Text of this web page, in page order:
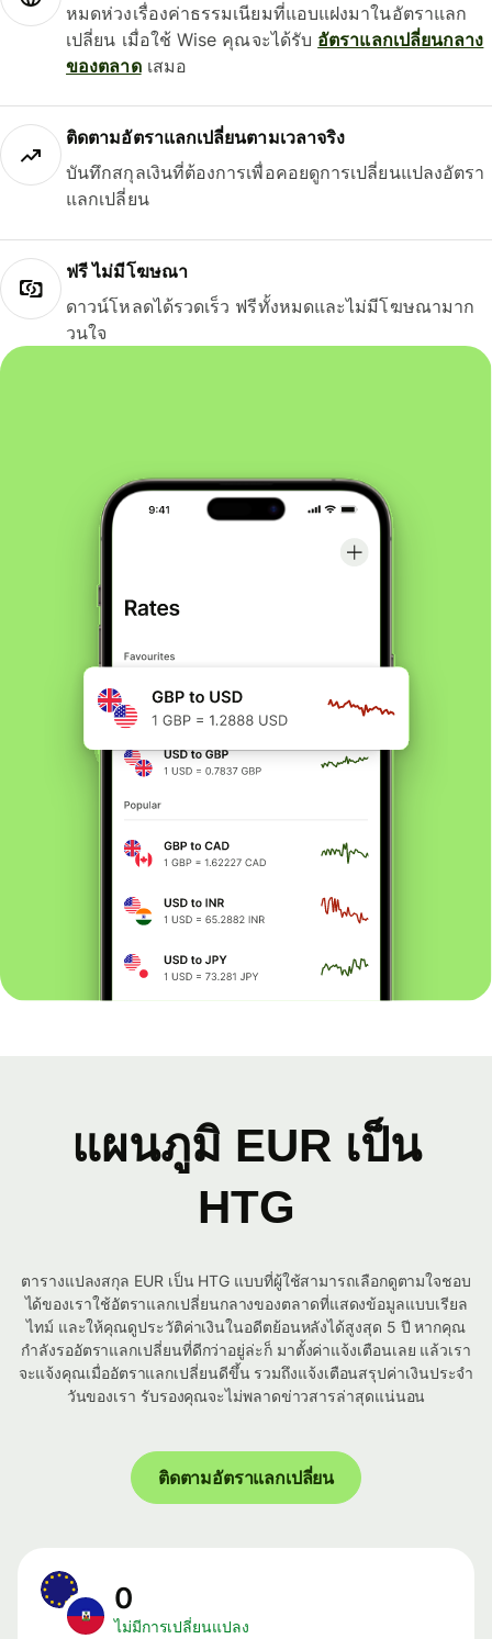
หมดห่วงเรื่องค่าธรรมเนียมที่แอบแฝงมาในอัตราแลก
เปลี่ยน เมื่อใช้ Wise คุณจะได้รับ อัตราแลกเปลี่ยนกลาง
ของตลาดเสมอ
ติดตามอัตราแลกเปลี่ยนตามเวลาจริง
บันทึกสกุลเงินที่ต้องการเพื่อคอยดูการเปลี่ยนแปลงอัตรา
แลกเปลี่ยน
ฟรี ไม่มีโฆษณา
ดาวน์โหลดได้รวดเร็ว ฟรีทั้งหมดและไม่มีโฆษณามาก
วนใจ
แผนภูมิ EUR เป็น
HTG
ตารางแปลงสกุล EUR เป็น HTG แบบที่ผู้ใช้สามารถเลือกดูตามใจชอบ
ได้ของเราใช้อัตราแลกเปลี่ยนกลางของตลาดที่แสดงข้อมูลแบบเรียล
ไทม์ และให้คุณดูประวัติค่าเงินในอดีตย้อนหลังได้สูงสุด 5 ปี หากคุณ
กำลังรออัตราแลกเปลี่ยนที่ดีกว่าอยู่ล่ะก็ มาตั้งค่าแจ้งเตือนเลย แล้วเรา
จะแจ้งคุณเมื่ออัตราแลกเปลี่ยนดีขึ้น รวมถึงแจ้งเตือนสรุปค่าเงินประจำ
วันของเรา รับรองคุณจะไม่พลาดข่าวสารล่าสุดแน่นอน
ติดตามอัตราแลกเปลี่ยน
0
ไม่มีการเปลี่ยนแปลง